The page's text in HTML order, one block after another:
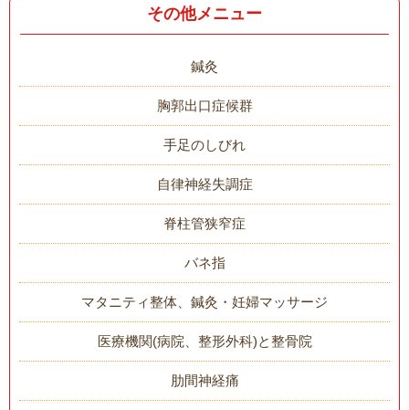
その他メニュー
鍼灸
胸郭出口症候群
手足のしびれ
自律神経失調症
脊柱管狭窄症
バネ指
マタニティ整体、鍼灸・妊婦マッサージ
医療機関(病院、整形外科)と整骨院
肋間神経痛